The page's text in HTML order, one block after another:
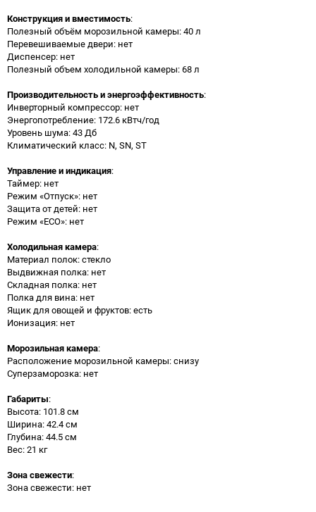
Конструкция и вместимость:
Полезный объём морозильной камеры: 40 л
Перевешиваемые двери: нет
Диспенсер: нет
Полезный объем холодильной камеры: 68 л
Производительность и энергоэффективность:
Инверторный компрессор: нет
Энергопотребление: 172.6 кВтч/год
Уровень шума: 43 Дб
Климатический класс: N, SN, ST
Управление и индикация:
Таймер: нет
Режим «Отпуск»: нет
Защита от детей: нет
Режим «ECO»: нет
Холодильная камера:
Материал полок: стекло
Выдвижная полка: нет
Складная полка: нет
Полка для вина: нет
Ящик для овощей и фруктов: есть
Ионизация: нет
Морозильная камера:
Расположение морозильной камеры: снизу
Суперзаморозка: нет
Габариты:
Высота: 101.8 см
Ширина: 42.4 см
Глубина: 44.5 см
Вес: 21 кг
Зона свежести:
Зона свежести: нет